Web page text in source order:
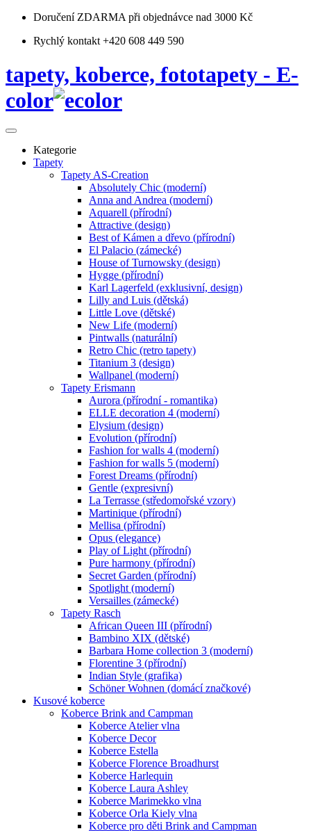
Doručení ZDARMA při objednávce nad 3000 Kč
Rychlý kontakt +420 608 449 590
tapety, koberce, fototapety - E-
color
Kategorie
Tapety
Tapety AS-Creation
Absolutely Chic (moderní)
Anna and Andrea (moderní)
Aquarell (přírodní)
Attractive (design)
Best of Kámen a dřevo (přírodní)
El Palacio (zámecké)
House of Turnowsky (design)
Hygge (přírodní)
Karl Lagerfeld (exklusivní, design)
Lilly and Luis (dětská)
Little Love (dětské)
New Life (moderní)
Pintwalls (naturální)
Retro Chic (retro tapety)
Titanium 3 (design)
Wallpanel (moderní)
Tapety Erismann
Aurora (přírodní - romantika)
ELLE decoration 4 (moderní)
Elysium (design)
Evolution (přírodní)
Fashion for walls 4 (moderní)
Fashion for walls 5 (moderní)
Forest Dreams (přírodní)
Gentle (expresivní)
La Terrasse (středomořské vzory)
Martinique (přírodní)
Mellisa (přírodní)
Opus (elegance)
Play of Light (přírodní)
Pure harmony (přírodní)
Secret Garden (přírodní)
Spotlight (moderní)
Versailles (zámecké)
Tapety Rasch
African Queen III (přírodní)
Bambino XIX (dětské)
Barbara Home collection 3 (moderní)
Florentine 3 (přírodní)
Indian Style (grafika)
Schöner Wohnen (domácí značkové)
Kusové koberce
Koberce Brink and Campman
Koberce Atelier vlna
Koberce Decor
Koberce Estella
Koberce Florence Broadhurst
Koberce Harlequin
Koberce Laura Ashley
Koberce Marimekko vlna
Koberce Orla Kiely vlna
Koberce pro děti Brink and Campman